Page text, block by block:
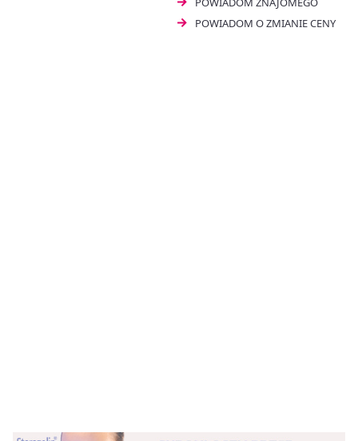
POWIADOM O ZMIANIE CENY